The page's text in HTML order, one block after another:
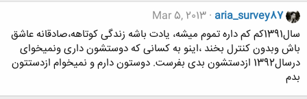
aria_survey87
Mar 5, 2013
سال1391کم کم داره تموم میشه، یادت باشه زندگی کوتاهه،صادقانه عاشق
باش وبدون کنترل بخند ،اینو به کسانی که دوستشون داری ونمیخوای
درسال1392 ازدستشون بدی بفرست. دوستون دارم و نمیخوام ازدستتون
بدم